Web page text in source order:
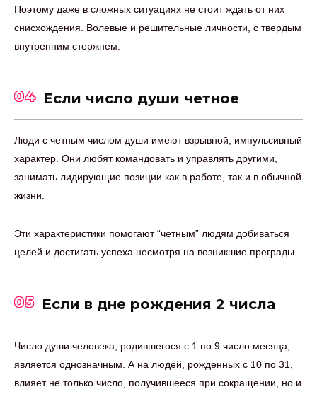
Поэтому даже в сложных ситуациях не стоит ждать от них
снисхождения. Волевые и решительные личности, с твердым
внутренним стержнем.
04 Если число души четное
Люди с четным числом души имеют взрывной, импульсивный
характер. Они любят командовать и управлять другими,
занимать лидирующие позиции как в работе, так и в обычной
жизни.
Эти характеристики помогают “четным” людям добиваться
целей и достигать успеха несмотря на возникшие преграды.
05 Если в дне рождения 2 числа
Число души человека, родившегося с 1 по 9 число месяца,
является однозначным. А на людей, рожденных с 10 по 31,
влияет не только число, получившееся при сокращении, но и